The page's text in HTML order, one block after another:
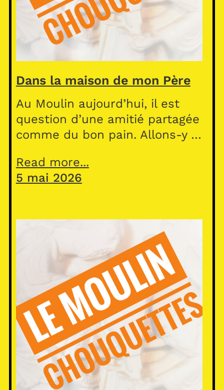
Dans la maison de mon Père
Au Moulin aujourd’hui, il est
question d’une amitié partagée
comme du bon pain. Allons-y …
Read more...
5 mai 2026